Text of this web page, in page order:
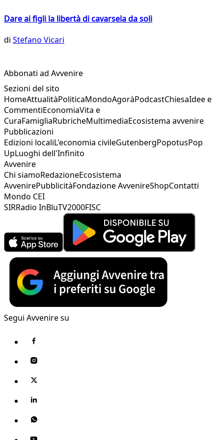
Dare ai figli la libertà di cavarsela da soli
di Stefano Vicari
Abbonati ad Avvenire
Sezioni del sito
HomeAttualitàPoliticaMondoAgoràPodcastChiesaIdee e
CommentiEconomiaVita e
CuraFamigliaRubricheMultimediaEcosistema avvenire
Pubblicazioni
Edizioni localiL'economia civileGutenbergPopotusPop
UpLuoghi dell'Infinito
Avvenire
Chi siamoRedazioneEcosistema
AvvenirePubblicitàFondazione AvvenireShopContatti
Mondo CEI
SIRRadio InBluTV2000FISC
Segui Avvenire su